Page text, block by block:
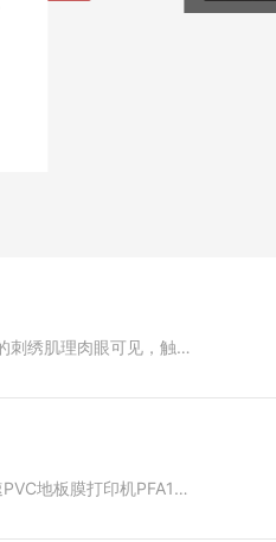
想接高端定制单，又怕传统刺绣成本高？ 这套工正 HB18UV PRO TPU 3D 仿刺绣方案，直接把纺织定制的品质拉到新高度 立体凹凸的刺绣肌理肉眼可见，触感逼真以假乱真，精细图案、渐变色彩都能完美呈现，彻底打破传统绣法的配色与针法局限。 4N工业水洗标准，反复洗涤不脱落、不开裂 全环保无增塑剂，安全性优于传统 PVC/PU，品牌质检轻松通关 双层结构，自带专属吸墨层，强附着力，柔性面料通用不发硬 烫压工序标准化，成品效果稳定可控，做中高端服装、文创周边都适配，是提升产品溢价的硬核工艺。 #3D仿刺绣 #高端服装定制 #UV打印工艺 #工正
2026广州建博会圆满收官，工正智能带来3款建材专用喷印设备：木纹肌理UV改色机H2513GN、智能水性木板上色机RS32SG、高速PVC地板膜打印机PFA16，做木饰面、地板膜、板材的老板有需求可以私信咨询～